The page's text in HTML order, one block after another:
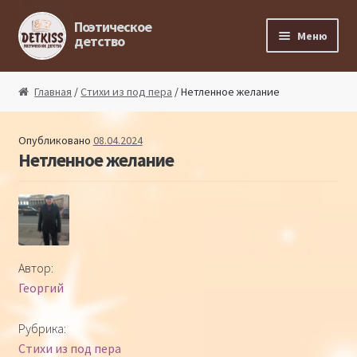
Перейти к навигации
Перейти к содержимому
Поэтическое
детство Меню
Поэтический ликбез
Поэтический блог
Детская философия
Главная /Стихи из под пера / Нетленное желание
Опубликовано 08.04.2024
Нетленное желание
Автор:
Георгий
Рубрика:
Стихи из под пера